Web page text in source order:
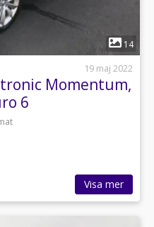
14
19 maj 2022
Momentum,
6
Visa mer